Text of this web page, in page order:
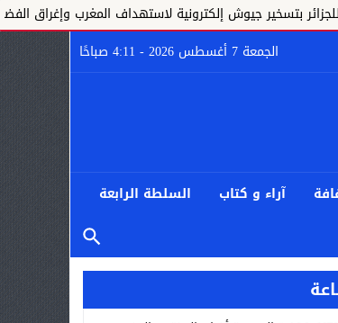
جيوش إلكترونية لاستهداف المغرب وإغراق الفضاء
الجمعة 7 أغسطس 2026 - 4:11 صباحًا
آراء و كتاب
السلطة الرابعة